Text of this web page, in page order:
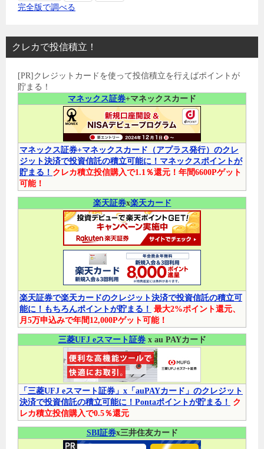
完全版で調べる
クレカで投信積立！
[PR]クレジットカードを使って投信積立を行えばポイントが
貯まる！
マネックス証券+マネックスカード
マネックス証券+マネックスカード（アプラス発行）のクレ
ジット決済で投資信託の積立可能に！マネックスポイントが
貯まる！ クレカ積立投信購入で1.1％還元！年間6600Pゲット
可能！
楽天証券x楽天カード
楽天証券で楽天カードのクレジット決済で投資信託の積立可
能に！もちろんポイントが貯まる！ 最大2%ポイント還元、
月5万申込みで年間12,000Pゲット可能！
三菱UFJ eスマート証券x au PAYカード
「三菱UFJ eスマート証券」x「auPAYカード」のクレジット
決済で投資信託の積立可能に！Pontaポイントが貯まる！
ク
レカ積立投信購入で0.5％還元
SBI証券x三井住友カード